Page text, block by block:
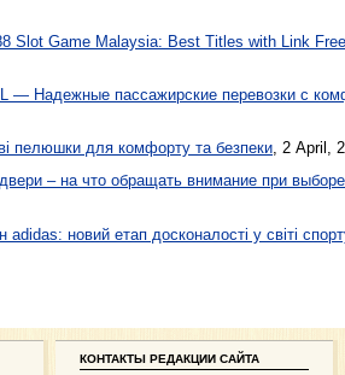
Slot Game Malaysia: Best Titles with Link
— Надежные пассажирские перевозки с
пелюшки для комфорту та безпеки, 2 April,
– на что обращать внимание при
adidas: новий етап досконалості у світі
КОНТАКТЫ РЕДАКЦИИ САЙТА